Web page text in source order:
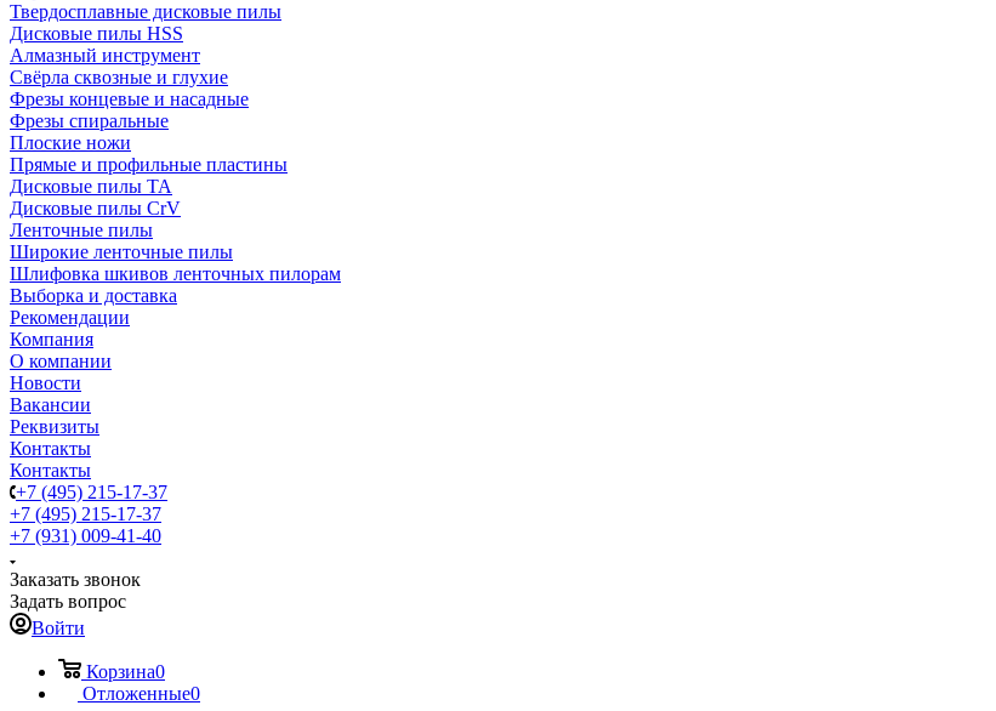
Твердосплавные дисковые пилы
Дисковые пилы HSS
Алмазный инструмент
Свёрла сквозные и глухие
Фрезы концевые и насадные
Фрезы спиральные
Плоские ножи
Прямые и профильные пластины
Дисковые пилы TA
Дисковые пилы CrV
Ленточные пилы
Широкие ленточные пилы
Шлифовка шкивов ленточных пилорам
Выборка и доставка
Рекомендации
Компания
О компании
Новости
Вакансии
Реквизиты
Контакты
Контакты
+7 (495) 215-17-37
+7 (495) 215-17-37
+7 (931) 009-41-40
Заказать звонок
Задать вопрос
Войти
Корзина0
Отложенные0